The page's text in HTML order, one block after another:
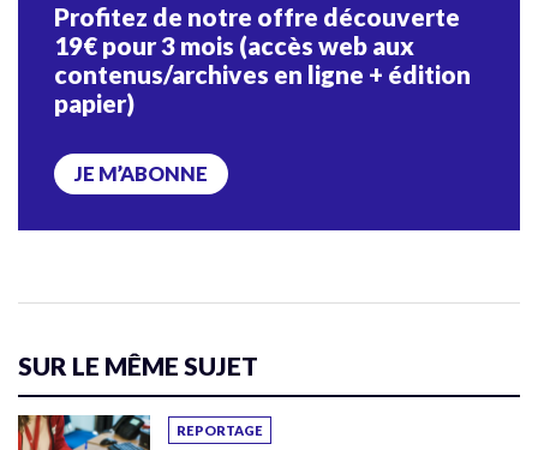
Profitez de notre offre découverte
19€ pour 3 mois (accès web aux
contenus/archives en ligne + édition
papier)
JE M’ABONNE
SUR LE MÊME SUJET
REPORTAGE